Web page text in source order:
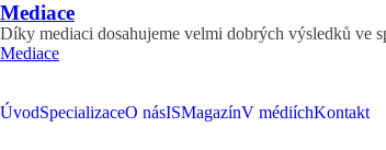
Mediace
Díky mediaci dosahujeme velmi dobrých výsledků ve
Mediace
ÚvodSpecializaceO násISMagazínV médiíchKontakt